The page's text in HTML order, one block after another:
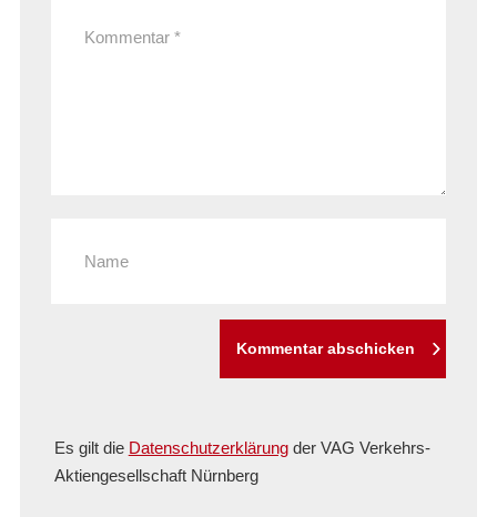
Kommentar abschicken
Es gilt die Datenschutzerklärungder VAG Verkehrs-
Aktiengesellschaft Nürnberg